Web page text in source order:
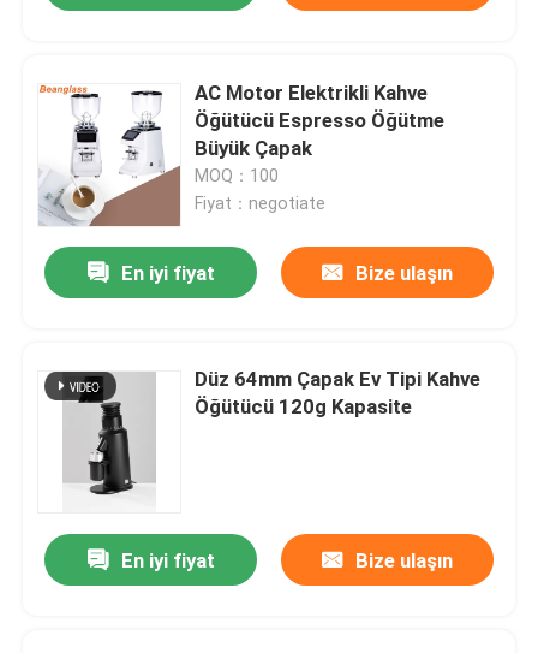
AC Motor Elektrikli Kahve
Öğütücü Espresso Öğütme
Büyük Çapak
MOQ：100
Fiyat：negotiate
En iyi fiyat Bize ulaşın
Düz 64mm Çapak Ev Tipi Kahve
Öğütücü 120g Kapasite
En iyi fiyat Bize ulaşın